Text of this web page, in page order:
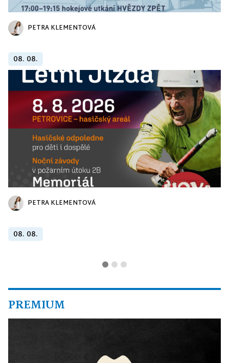
PETRA KLEMENTOVÁ
08. 08.
PETRA KLEMENTOVÁ
08. 08.
PREMIUM